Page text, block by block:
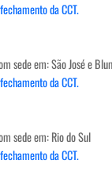
da CCT.
sede em: São José e
da CCT.
sede em: Rio do Sul
da CCT.